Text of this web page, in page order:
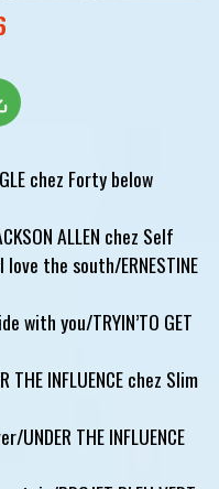
chez Forty below
ALLEN chez Self
love the south/ERNESTINE
with you/TRYIN’TO GET
THE INFLUENCE chez Slim
THE INFLUENCE